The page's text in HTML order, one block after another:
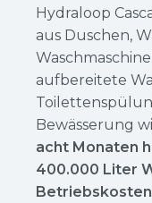
Hydraloop
aus Duschen,
aufbereitete
Bewässerung
acht Monaten
400.000 Liter